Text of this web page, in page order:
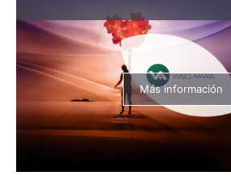
Más información